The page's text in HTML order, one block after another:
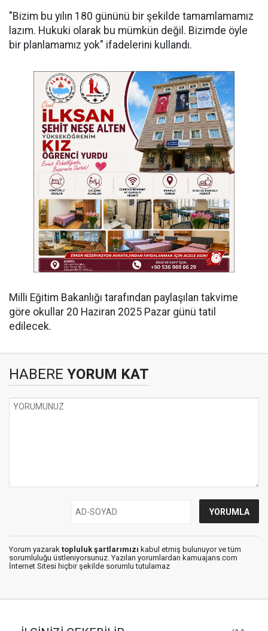
"Bizim bu yılın 180 gününü bir şekilde tamamlamamız
lazım. Hukuki olarak bu mümkün değil. Bizimde öyle
bir planlamamız yok" ifadelerini kullandı.
Milli Eğitim Bakanlığı tarafından paylaşılan takvime
göre okullar 20 Haziran 2025 Pazar günü tatil
edilecek.
HABERE YORUM KAT
Yorum yazarak topluluk şartlarımızı kabul etmiş bulunuyor ve tüm
sorumluluğu üstleniyorsunuz. Yazılan yorumlardan kamuajans.com
İnternet Sitesi hiçbir şekilde sorumlu tutulamaz